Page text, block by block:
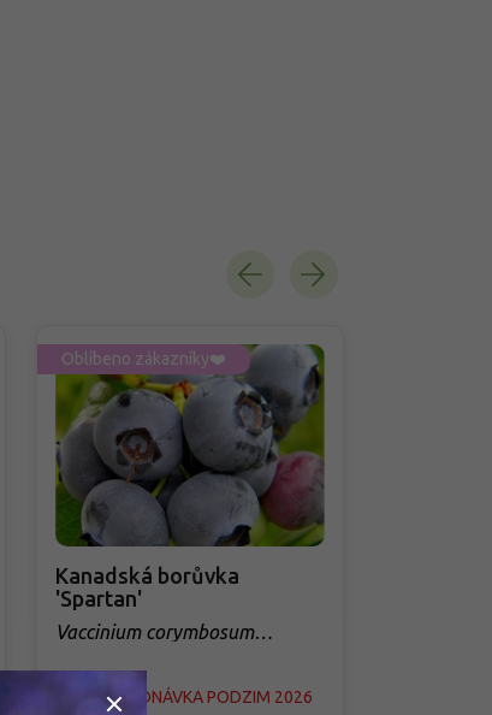
Oblíbeno zákazníky❤️
Kanadská borůvka
'Spartan'
Vaccinium corymbosum
PŘEDOBJEDNÁVKA PODZIM 2026